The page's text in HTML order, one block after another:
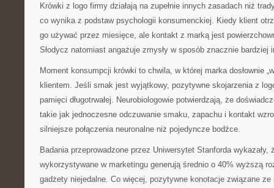
Krówki z logo firmy działają na zupełnie innych zasadach niż
co wynika z podstaw psychologii konsumenckiej. Kiedy klient
go używać przez miesięce, ale kontakt z marką jest
Słodycz natomiast angażuje zmysły w sposób znacznie bardziej
Moment konsumpcji krówki to chwila, w której marka dosłownie
klientem. Jeśli smak jest wyjątkowy, pozytywne skojarzenia z
pamięci długotrwałej. Neurobiologowie potwierdzają, że
takie jak jednoczesne odczuwanie smaku, zapachu i kontakt
silniejsze połączenia neuronalne niż pojedyncze bodźce.
Badania przeprowadzone przez Uniwersytet Stanforda wykazały,
wykorzystywane w marketingu generują średnio o 40% wyższą
gadżety niejedalne. Co więcej, pozytywne konotacje związane